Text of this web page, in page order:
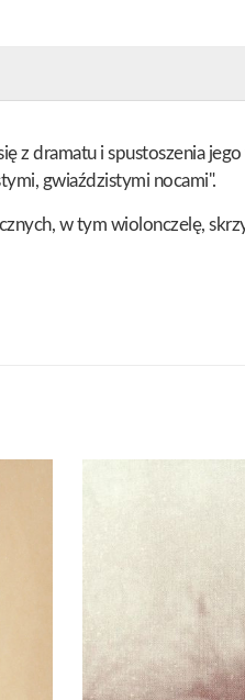
z dramatu i spustoszenia
gwiaździstymi nocami".
w tym wiolonczelę,